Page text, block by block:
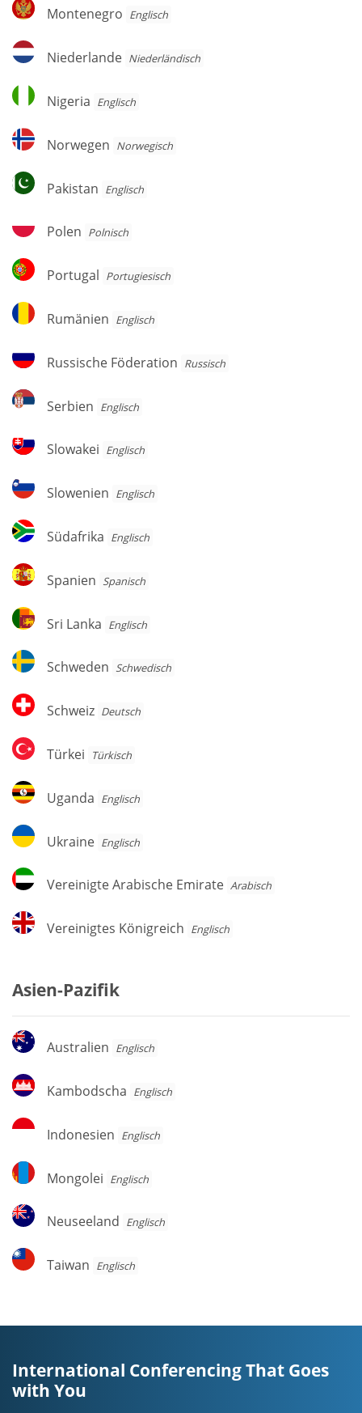
Montenegro
Montenegro Englisch
Niederlande
Niederlande Niederländisch
Nigeria
Nigeria Englisch
Norwegen
Norwegen Norwegisch
Pakistan
Pakistan Englisch
Polen
Polen Polnisch
Portugal
Portugal Por­tu­gie­sisch
Rumänien
Rumänien Englisch
Russische
Föderation
Russische Föderation Russisch
Serbien
Serbien Englisch
Slowakei
Slowakei Englisch
Slowenien
Slowenien Englisch
Südafrika
Südafrika Englisch
Spanien
Spanien Spanisch
Sri
Lanka
Sri Lanka Englisch
Schweden
Schweden Schwedisch
Schweiz
Schweiz Deutsch
Türkei
Türkei Türkisch
Uganda
Uganda Englisch
Ukraine
Ukraine Englisch
Vereinigte
Arabische
Vereinigte Arabische Emirate Arabisch
Vereinigtes
Königreich
Vereinigtes Königreich Englisch
Asien-Pazifik
Australien
Australien Englisch
Kambodscha
Kambodscha Englisch
Indonesien
Indonesien Englisch
Mongolei
Mongolei Englisch
Neuseeland
Neuseeland Englisch
Taiwan
Taiwan Englisch
International Conferencing That Goes
with You